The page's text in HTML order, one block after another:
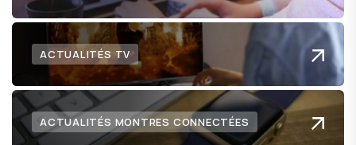
ACTUALITÉS TV
ACTUALITÉS MONTRES CONNECTÉES